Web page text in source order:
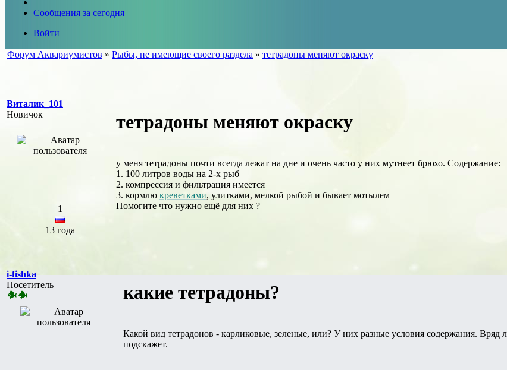
Сообщения за сегодня
Войти
Форум Аквариумистов » Рыбы, не имеющие своего раздела » тетрадоны меняют окраску
Виталик_101
Новичок
1
13 года
тетрадоны меняют окраску
у меня тетрадоны почти всегда лежат на дне и очень часто у них мутнеет брюхо. Содержание:
1. 100 литров воды на 2-х рыб
2. компрессия и фильтрация имеется
3. кормлю креветками, улитками, мелкой рыбой и бывает мотылем
Помогите что нужно ещё для них ?
i-fishka
Посетитель
какие тетрадоны?
Какой вид тетрадонов - карликовые, зеленые, или? У них разные условия содержания. Вряд
подскажет.